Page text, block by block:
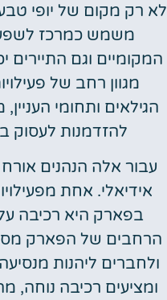
לא רק מקום של יופי
משמש כמרכז לשפע
המקומיים וגם התיירים
מגוון רחב של
הגילאים ותחומי
להזדמנות לעסוק
עבור אלה הנהנים
אידיאלי. אחת
בפארק היא רכיבה על
הרחבים של הפארק
ולחברים ליהנות
ומציעים רכיבה נוחה,